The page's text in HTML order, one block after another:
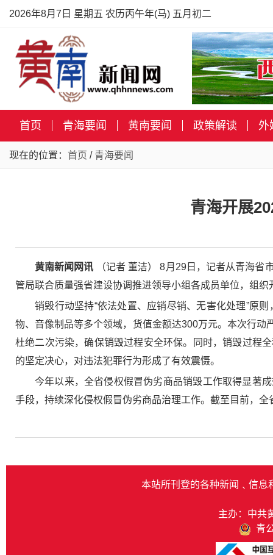
2026年8月7日 星期五 农历丙午年(马) 五月初二
首页 青海要闻 黄南要闻 政策解读 外
现在的位置： 首页 / 青海要闻
青海开展
黄南新闻网讯 （记者 董洁） 8月29日，记者从青海省
管局联合质量强省建设协调推进领导小组各成员单位，组
销毁行动坚持“依法处置、应销尽销、无害化处理”原
物、音像制品等多个领域，货值金额达300万元。本次行
杜绝二次污染，确保销毁过程安全环保。同时，销毁过程
的坚定决心，对违法犯罪行为形成了有效震慑。
今年以来，全省侵权假冒伪劣商品销毁工作取得显著
手段，持续深化侵权假冒伪劣商品治理工作。截至目前，
本站所刊登的各种新闻﹑信息
主办：中共
青